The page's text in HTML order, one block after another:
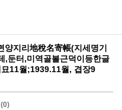
양지리地稅名寄帳(지세명기
,둔터,미역골볼근덕이등한글
11월;1939.11월, 겹장9
(0)